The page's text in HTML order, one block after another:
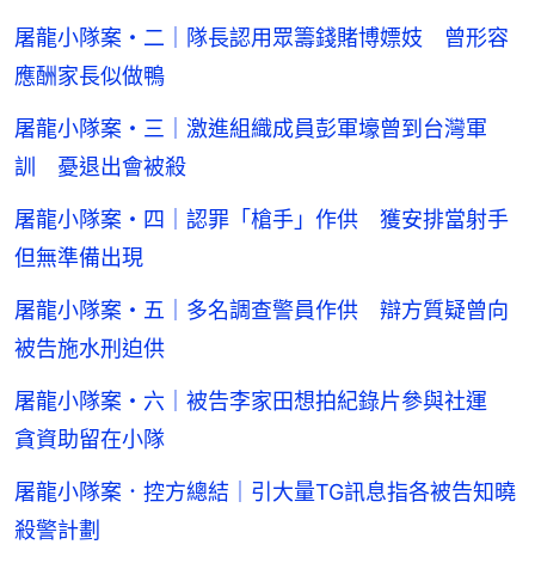
屠龍小隊案・二｜隊長認用眾籌錢賭博嫖妓 曾形容
應酬家長似做鴨
屠龍小隊案・三｜激進組織成員彭軍壕曾到台灣軍
訓 憂退出會被殺
屠龍小隊案・四｜認罪「槍手」作供 獲安排當射手
但無準備出現
屠龍小隊案・五｜多名調查警員作供 辯方質疑曾向
被告施水刑迫供
屠龍小隊案・六｜被告李家田想拍紀錄片參與社運
貪資助留在小隊
屠龍小隊案．控方總結｜引大量TG訊息指各被告知曉
殺警計劃